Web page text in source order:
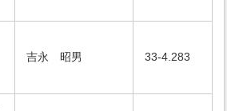
吉永 昭男 33-4.283